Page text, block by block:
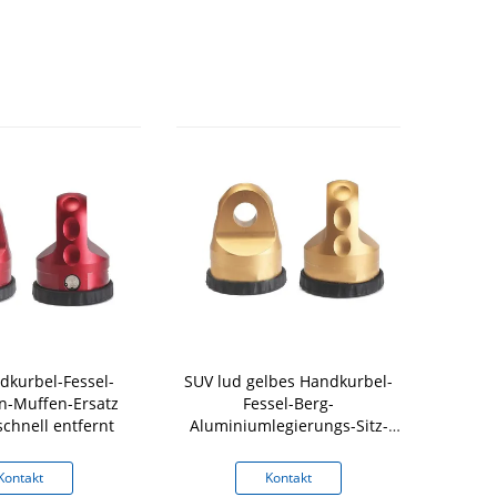
Fessel-
Muffen-Ersatz
entfernt
SUV lud gelbes Handkurbel-
Fessel-Berg-
Aluminiumlegierungs-Sitz-
Kontakt